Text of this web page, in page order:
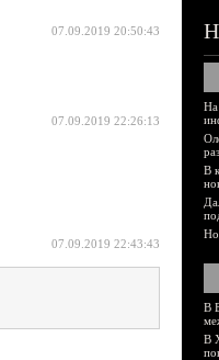
07.09.2019 20:50:43
07.09.2019 22:26:13
07.09.2019 22:43:43
На
В
В
В